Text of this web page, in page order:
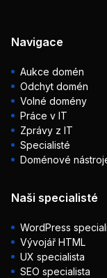
Navigace
Aukce domén
Odchyt domén
Volné domény
Práce v IT
Zprávy z IT
Specialisté
Doménové
Naši specialisté
WordPress
Vývojář HTML
UX specialista
SEO specialista